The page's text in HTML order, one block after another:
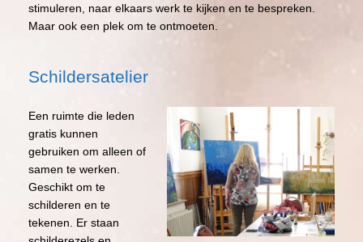
stimuleren, naar elkaars werk te kijken en te bespreken.
Maar ook een plek om te ontmoeten.
Schildersatelier
Een ruimte die leden
gratis kunnen
gebruiken om alleen of
samen te werken.
Geschikt om te
schilderen en te
tekenen. Er staan